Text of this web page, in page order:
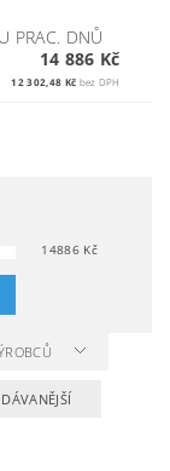
PRAC. DNŮ
14 886 Kč
12 302,48 Kč bez DPH
14886Kč